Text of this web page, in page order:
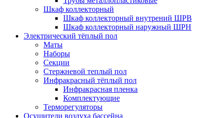
Шкаф коллекторный
Шкаф коллекторный внутрений ШРВ
Шкаф коллекторный наружный ШРН
Электрический тёплый пол
Маты
Наборы
Секции
Стержневой теплый пол
Инфракрасный тёплый пол
Инфракрасная пленка
Комплектующие
Терморегуляторы
Осушители воздуха бассейна